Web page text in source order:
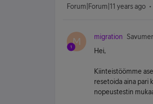
Forum|Forum|11 years ago
M migration
Hei,
Kiinteistöömme
resetoida aina pari
nopeustestin